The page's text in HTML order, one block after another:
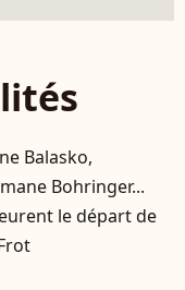
Balasko,
Bohringer...
le départ de